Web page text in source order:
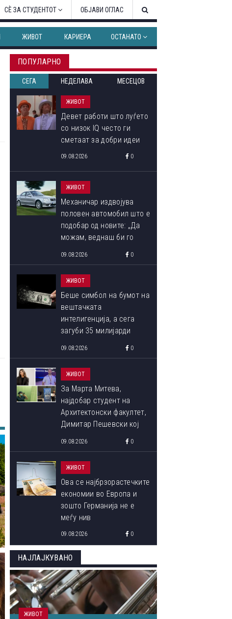
СЀ ЗА СТУДЕНТОТ ОБЈАВИ ОГЛАС
ЖИВОТ КАРИЕРА ОСТАНАТО
ПОПУЛАРНО
СЕГА НЕДЕЛАВА МЕСЕЦОВ
ЖИВОТ
Девет работи што луѓето
со низок IQ често ги
сметаат за добри идеи
09.08.2026 0
ЖИВОТ
Механичар издвојува
половен автомобил што е
подобар од новите: „Да
можам, веднаш би го
09.08.2026 0
ЖИВОТ
Беше симбол на бумот на
вештачката
интелигенција, а сега
загуби 35 милијарди
09.08.2026 0
ЖИВОТ
За Марта Митева,
најдобар студент на
Архитектонски факултет,
Димитар Пешевски кој
школа во „Колумбија“ и
Јована Цветковска,
најдобар студент на
Медицина... Што
пишувавме неделава
09.08.2026 0
ЖИВОТ
Ова се најбрзорастечките
економии во Европа и
зошто Германија не е
меѓу нив
09.08.2026 0
НАЈЛАЈКУВАНО
ЖИВОТ